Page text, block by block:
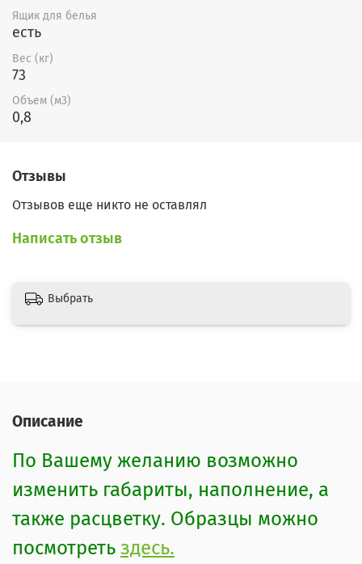
Ящик для белья
есть
Вес (кг)
73
Объем (м3)
0,8
Отзывы
Отзывов еще никто не оставлял
Написать отзыв
Выбрать
Описание
По Вашему желанию возможно
изменить габариты, наполнение, а
также расцветку. Образцы можно
посмотреть здесь.